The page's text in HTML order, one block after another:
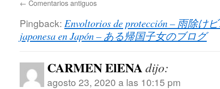
← Comentarios antiguos
Pingback: Envoltorios de protección – 雨除け
japonesa en Japón – ある帰国子女のブログ
CARMEN ElENAdijo:
agosto 23, 2020 a las 10:15 pm